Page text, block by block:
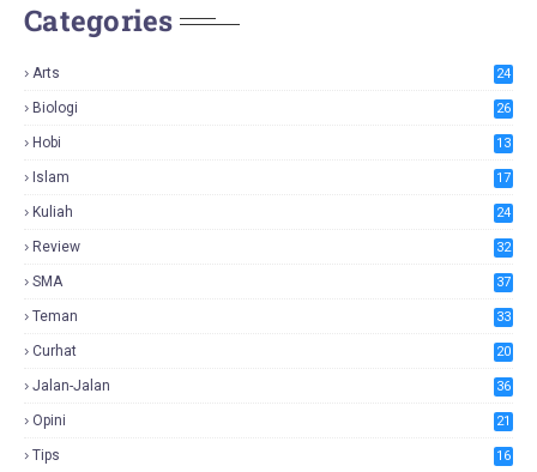
Categories
Arts 24
Biologi 26
Hobi 13
Islam 17
Kuliah 24
Review 32
SMA 37
Teman 33
Curhat 20
Jalan-Jalan 36
Opini 21
Tips 16